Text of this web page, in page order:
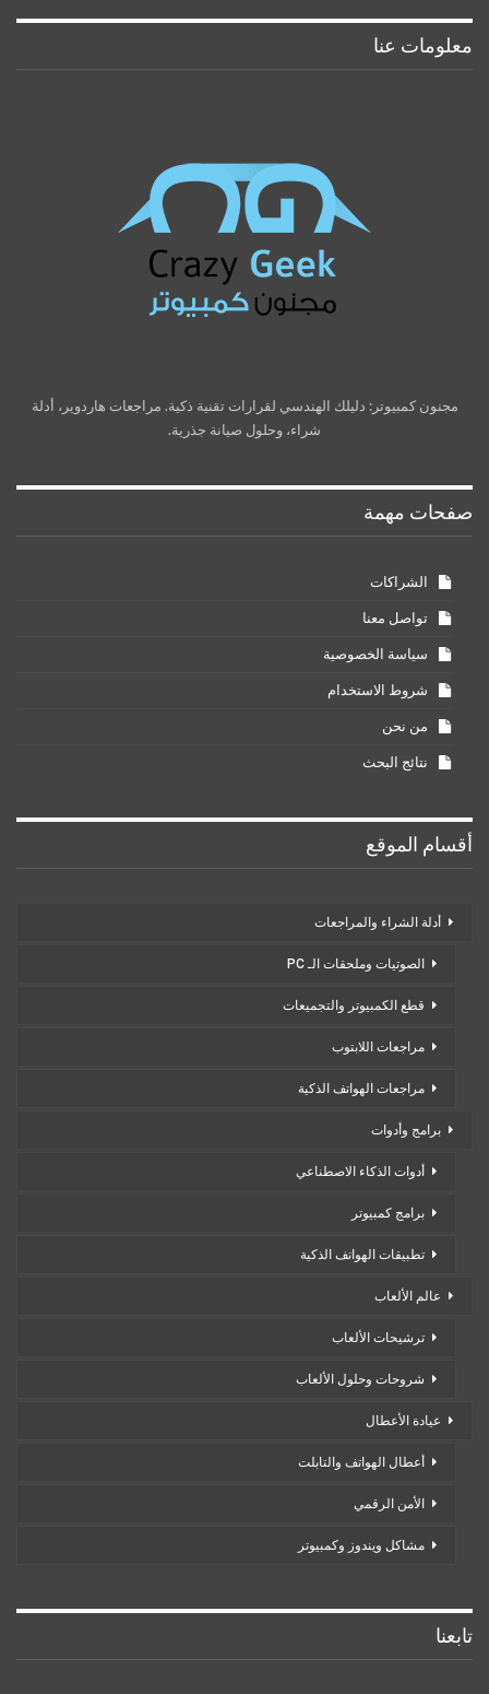
معلومات عنا
مجنون كمبيوتر: دليلك الهندسي لقرارات تقنية ذكية. مراجعات هاردوير، أدلة
شراء، وحلول صيانة جذرية.
صفحات مهمة
الشراكات
تواصل معنا
سياسة الخصوصية
شروط الاستخدام
من نحن
نتائج البحث
أقسام الموقع
أدلة الشراء والمراجعات
الصوتيات وملحقات الـ PC
قطع الكمبيوتر والتجميعات
مراجعات اللابتوب
مراجعات الهواتف الذكية
برامج وأدوات
أدوات الذكاء الاصطناعي
برامج كمبيوتر
تطبيقات الهواتف الذكية
عالم الألعاب
ترشيحات الألعاب
شروحات وحلول الألعاب
عيادة الأعطال
أعطال الهواتف والتابلت
الأمن الرقمي
مشاكل ويندوز وكمبيوتر
تابعنا